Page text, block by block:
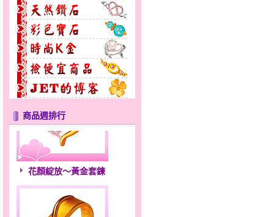
商品週排行
花顏綻放～黃金套鍊